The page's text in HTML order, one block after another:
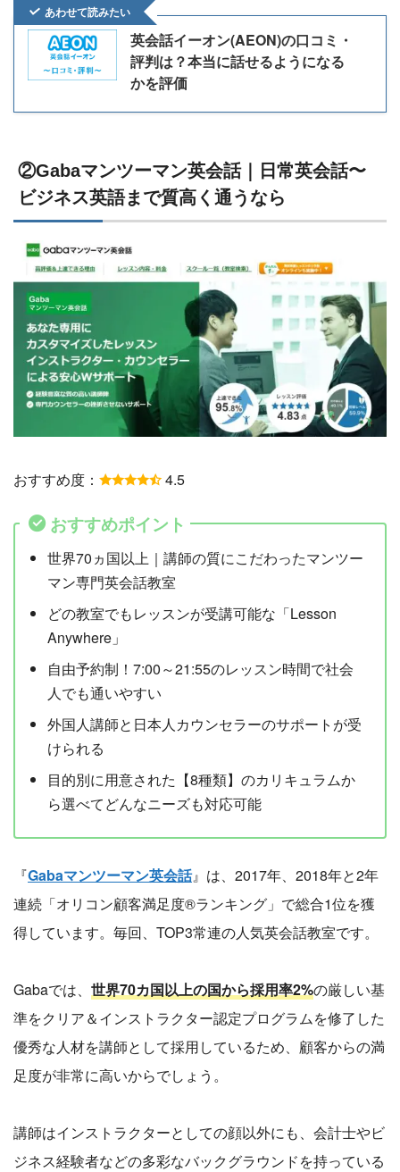
あわせて読みたい
英会話イーオン(AEON)の口コミ・
評判は？本当に話せるようになる
かを評価
②Gabaマンツーマン英会話｜日常英会話〜
ビジネス英語まで質高く通うなら
おすすめ度： 4.5
おすすめポイント
世界70ヵ国以上｜講師の質にこだわったマンツー
マン専門英会話教室
どの教室でもレッスンが受講可能な「Lesson
Anywhere」
自由予約制！7:00～21:55のレッスン時間で社会
人でも通いやすい
外国人講師と日本人カウンセラーのサポートが受
けられる
目的別に用意された【8種類】のカリキュラムか
ら選べてどんなニーズも対応可能
『Gabaマンツーマン英会話』は、2017年、2018年と2年
連続「オリコン顧客満足度®ランキング」で総合1位を獲
得しています。毎回、TOP3常連の人気英会話教室です。
Gabaでは、 世界70カ国以上の国から採用率2%の厳しい基
準をクリア＆インストラクター認定プログラムを修了した
優秀な人材を講師として採用しているため、顧客からの満
足度が非常に高いからでしょう。
講師はインストラクターとしての顔以外にも、会計士やビ
ジネス経験者などの多彩なバックグラウンドを持っている